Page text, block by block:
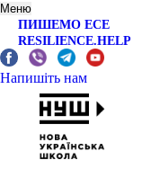
Меню
ПИШЕМО ЕСЕ
RESILIENCE.HELP
Напишіть нам